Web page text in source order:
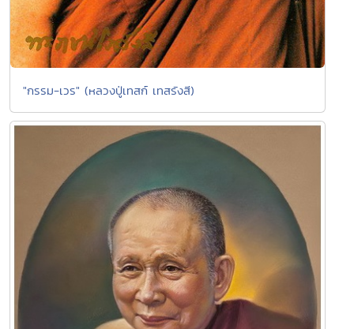
"กรรม-เวร" (หลวงปู่เทสก์ เทสรังสี)